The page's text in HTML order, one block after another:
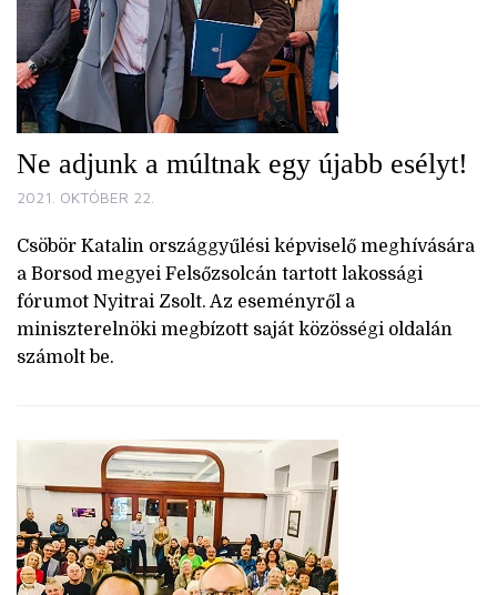
Ne adjunk a múltnak egy újabb esélyt!
2021. OKTÓBER 22.
Csöbör Katalin országgyűlési képviselő meghívására
a Borsod megyei Felsőzsolcán tartott lakossági
fórumot Nyitrai Zsolt. Az eseményről a
miniszterelnöki megbízott saját közösségi oldalán
számolt be.